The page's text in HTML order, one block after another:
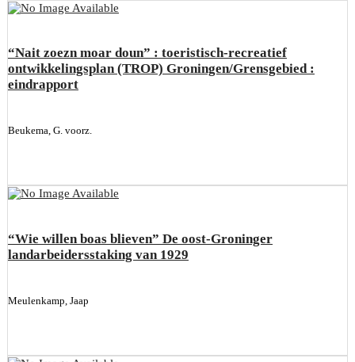
“Nait zoezn moar doun” : toeristisch-recreatief
ontwikkelingsplan (TROP) Groningen/Grensgebied :
eindrapport
Beukema, G. voorz.
“Wie willen boas blieven” De oost-Groninger
landarbeidersstaking van 1929
Meulenkamp, Jaap